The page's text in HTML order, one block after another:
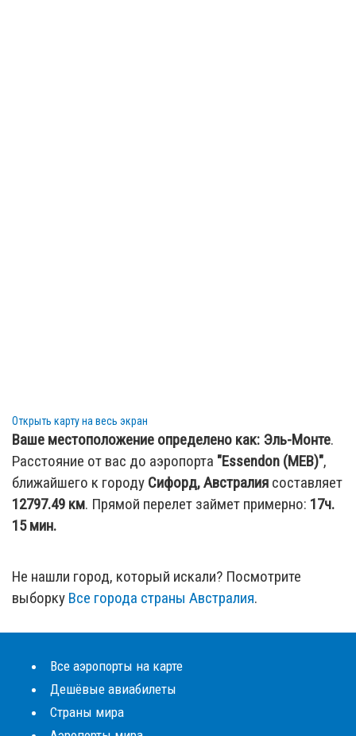
Открыть карту на весь экран
Ваше местоположение определено как: Эль-Монте.
Расстояние от вас до аэропорта "Essendon (MEB)",
ближайшего к городу Сифорд, Австралия составляет
12797.49 км. Прямой перелет займет примерно: 17ч.
15 мин.
Не нашли город, который искали? Посмотрите
выборку Все города страны Австралия.
Все аэропорты на карте
Дешёвые авиабилеты
Страны мира